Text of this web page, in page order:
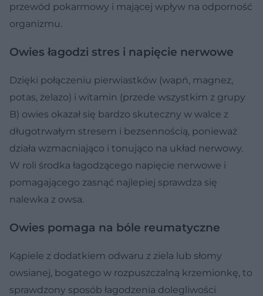
przewód pokarmowy i mającej wpływ na odporność
organizmu.
Owies łagodzi stres i napięcie nerwowe
Dzięki połączeniu pierwiastków (wapń, magnez,
potas, żelazo) i witamin (przede wszystkim z grupy
B) owies okazał się bardzo skuteczny w walce z
długotrwałym stresem i bezsennością, ponieważ
działa wzmacniająco i tonująco na układ nerwowy.
W roli środka łagodzącego napięcie nerwowe i
pomagającego zasnąć najlepiej sprawdza się
nalewka z owsa.
Owies pomaga na bóle reumatyczne
Kąpiele z dodatkiem odwaru z ziela lub słomy
owsianej, bogatego w rozpuszczalną krzemionkę, to
sprawdzony sposób łagodzenia dolegliwości